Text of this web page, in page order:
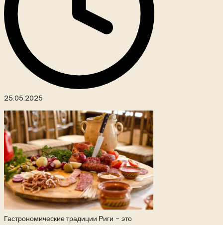
25.05.2025
Гастрономические традиции Риги – это